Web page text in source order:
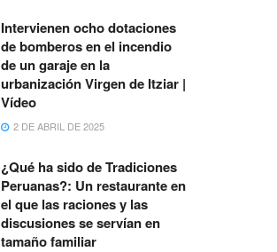
Intervienen ocho dotaciones
de bomberos en el incendio
de un garaje en la
urbanización Virgen de Itziar |
Vídeo
2 DE ABRIL DE 2025
¿Qué ha sido de Tradiciones
Peruanas?: Un restaurante en
el que las raciones y las
discusiones se servían en
tamaño familiar